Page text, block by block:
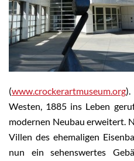
(www.crockerartmuseum.org
Westen, 1885 ins Leben
modernen Neubau erweitert.
Villen des ehemaligen
nun ein sehenswertes